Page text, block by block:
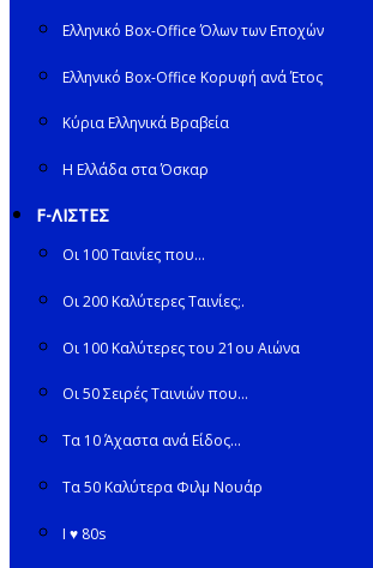
Ελληνικό Box-Office Όλων των Εποχών
Ελληνικό Box-Office Κορυφή ανά Έτος
Κύρια Ελληνικά Βραβεία
Η Ελλάδα στα Όσκαρ
F-ΛΙΣΤΕΣ
Οι 100 Ταινίες που…
Οι 200 Καλύτερες Ταινίες;.
Οι 100 Καλύτερες του 21ου Αιώνα
Οι 50 Σειρές Ταινιών που…
Τα 10 Άχαστα ανά Είδος…
Τα 50 Καλύτερα Φιλμ Νουάρ
I ♥ 80s